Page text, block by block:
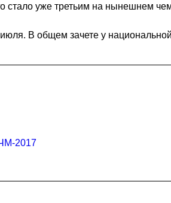
уже третьим на нынешнем
В общем зачете у
2017